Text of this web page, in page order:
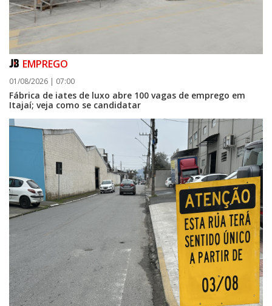
EMPREGO
01/08/2026 | 07:00
Fábrica de iates de luxo abre 100 vagas de emprego em
Itajaí; veja como se candidatar